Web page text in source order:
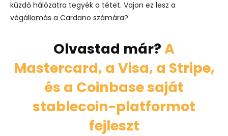
küzdő hálózatra tegyék a tétet. Vajon ez lesz a
végállomás a Cardano számára?
Olvastad már?A
Mastercard, a Visa, a Stripe,
és a Coinbase saját
stablecoin-platformot
fejleszt